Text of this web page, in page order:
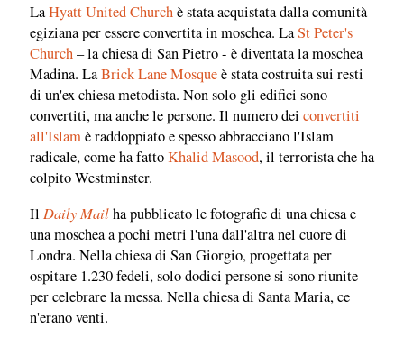
LaHyatt United Churchè stata acquistata dalla comunità
egiziana per essere convertita in moschea. LaSt Peter's
Church– la chiesa di San Pietro - è diventata la moschea
Madina. LaBrick Lane Mosqueè stata costruita sui resti
di un'ex chiesa metodista. Non solo gli edifici sono
convertiti, ma anche le persone. Il numero dei convertiti
all'Islamè raddoppiato e spesso abbracciano l'Islam
radicale, come ha fattoKhalid Masood, il terrorista che ha
colpito Westminster.
Il Daily Mailha pubblicato le fotografie di una chiesa e
una moschea a pochi metri l'una dall'altra nel cuore di
Londra. Nella chiesa di San Giorgio, progettata per
ospitare 1.230 fedeli, solo dodici persone si sono riunite
per celebrare la messa. Nella chiesa di Santa Maria, ce
n'erano venti.